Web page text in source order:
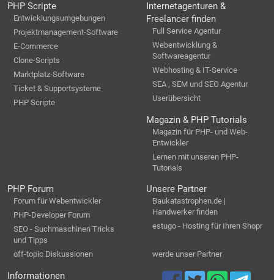
PHP Scripte
Entwicklungsumgebungen
Projektmanagement-Software
E-Commerce
Clone-Scripts
Marktplatz-Software
Ticket & Supportsysteme
PHP Scripte
Internetagenturen &
Freelancer finden
Full Service Agentur
Webentwicklung &
Softwareagentur
Webhosting & IT-Service
SEA , SEM und SEO Agentur
Userübersicht
Magazin & PHP Tutorials
Magazin für PHP- und Web-
Entwickler
Lernen mit unseren PHP-
Tutorials
PHP Forum
Forum für Webentwickler
PHP-Developer Forum
SEO - Suchmaschinen Tricks
und Tipps
off-topic Diskussionen
Unsere Partner
Baukatastrophen.de |
Handwerker finden
estugo - Hosting für Ihren Shopr
werde unser Partner
Informationen